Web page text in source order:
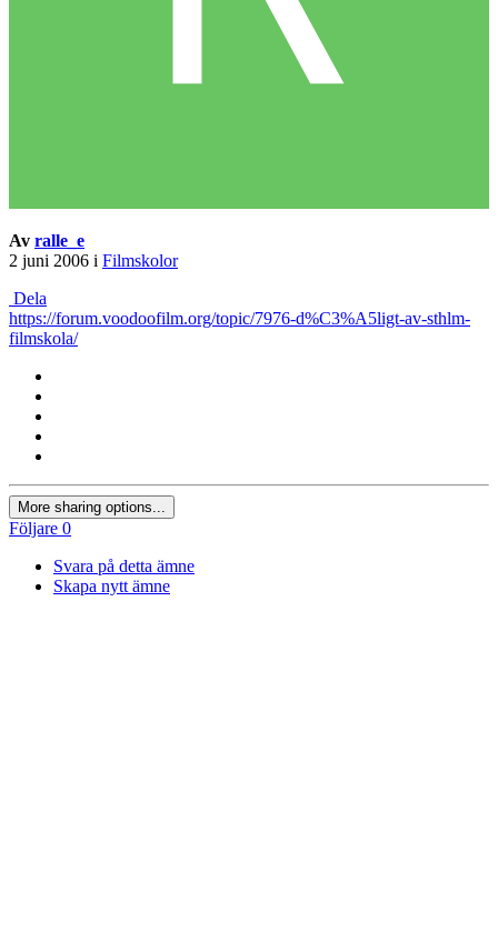
Av ralle_e
2 juni 2006 i Filmskolor
Dela
https://forum.voodoofilm.org/topic/7976-d%C3%A5ligt-av-sthlm-
filmskola/
More sharing options...
Följare 0
Svara på detta ämne
Skapa nytt ämne